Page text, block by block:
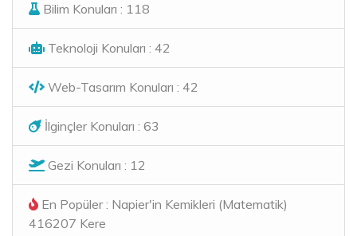
Bilim Konuları : 118
Teknoloji Konuları : 42
Web-Tasarım Konuları : 42
İlginçler Konuları : 63
Gezi Konuları : 12
En Popüler : Napier'in Kemikleri (Matematik)
416207 Kere